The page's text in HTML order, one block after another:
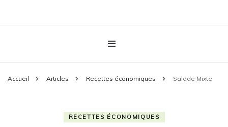
Accueil Articles Recettes économiques Salade Mixte
RECETTES ÉCONOMIQUES